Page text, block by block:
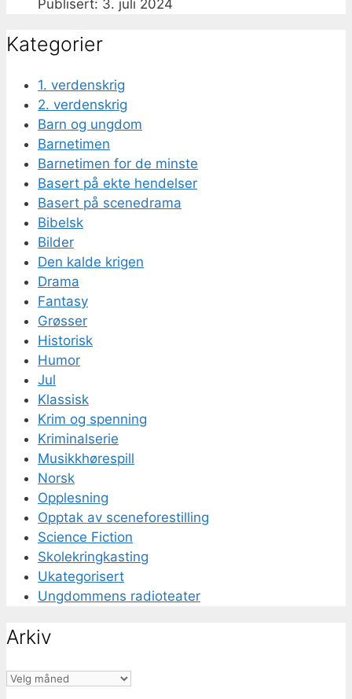
3. juli 2024
Kategorier
1. verdenskrig
2. verdenskrig
Barn og ungdom
Barnetimen
Barnetimen for de minste
Basert på ekte hendelser
Basert på scenedrama
Bibelsk
Bilder
Den kalde krigen
Drama
Fantasy
Grøsser
Historisk
Humor
Jul
Klassisk
Krim og spenning
Kriminalserie
Musikkhørespill
Norsk
Opplesning
Opptak av sceneforestilling
Science Fiction
Skolekringkasting
Ukategorisert
Ungdommens radioteater
Arkiv
Arkiv